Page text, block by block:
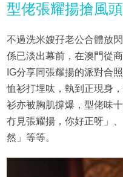
型佬張耀揚搶風頭
不過洗米嫂孖老公合體放
係已淡出幕前，在澳門從
IG分享同張耀揚的派對合
恤衫打埋呔，執到正現身
衫亦被胸肌撐爆，型佬味
冇見張耀揚，你好正呀」
然」等等。